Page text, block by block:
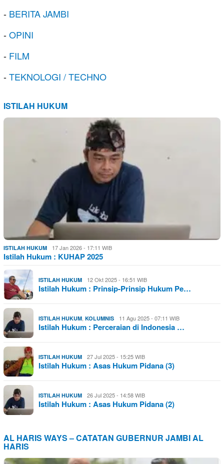
- BERITA JAMBI
-OPINI
- FILM
-TEKNOLOGI / TECHNO
ISTILAH HUKUM
ISTILAH HUKUM 17 Jan 2026 - 17:11 WIB
Istilah Hukum : KUHAP 2025
ISTILAH HUKUM 12 Okt 2025 - 16:51 WIB
Istilah Hukum : Prinsip-Prinsip Hukum Pe…
ISTILAH HUKUM, KOLUMNIS 11 Agu 2025 - 07:11 WIB
Istilah Hukum : Perceraian di Indonesia …
ISTILAH HUKUM 27 Jul 2025 - 15:25 WIB
Istilah Hukum : Asas Hukum Pidana (3)
ISTILAH HUKUM 26 Jul 2025 - 14:58 WIB
Istilah Hukum : Asas Hukum Pidana (2)
AL HARIS WAYS – CATATAN GUBERNUR JAMBI AL
HARIS